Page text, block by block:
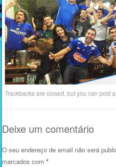
Trackbacks are closed, but you canpost
Deixe um comentário
O seu endereço de email não será
marcados com*